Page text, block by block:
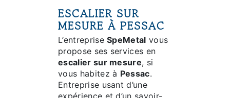
ESCALIER SUR
MESURE À PESSAC
L’entrepriseSpeMetal vous
propose ses services en
escalier sur mesure, si
vous habitez à Pessac.
Entreprise usant d’une
expérience et d’un savoir-